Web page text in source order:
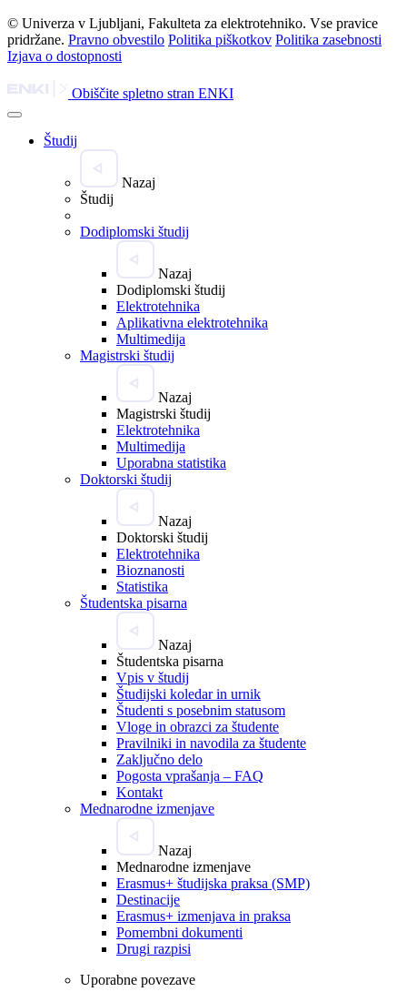
© Univerza v Ljubljani, Fakulteta za elektrotehniko. Vse pravice
pridržane. Pravno obvestilo Politika piškotkov Politika zasebnosti
Izjava o dostopnosti
Obiščite spletno stran ENKI
Študij
Nazaj
Študij
Dodiplomski študij
Nazaj
Dodiplomski študij
Elektrotehnika
Aplikativna elektrotehnika
Multimedija
Magistrski študij
Nazaj
Magistrski študij
Elektrotehnika
Multimedija
Uporabna statistika
Doktorski študij
Nazaj
Doktorski študij
Elektrotehnika
Bioznanosti
Statistika
Študentska pisarna
Nazaj
Študentska pisarna
Vpis v študij
Študijski koledar in urnik
Študenti s posebnim statusom
Vloge in obrazci za študente
Pravilniki in navodila za študente
Zaključno delo
Pogosta vprašanja – FAQ
Kontakt
Mednarodne izmenjave
Nazaj
Mednarodne izmenjave
Erasmus+ študijska praksa (SMP)
Destinacije
Erasmus+ izmenjava in praksa
Pomembni dokumenti
Drugi razpisi
Uporabne povezave